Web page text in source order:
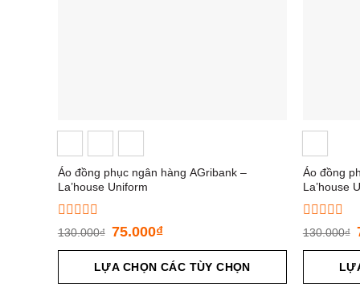
Áo đồng phục ngân hàng AGribank –
La’house Uniform
Được
hạng
5
130.000₫ 75.000₫
LỰA CHỌN CÁC TÙY CHỌN
Áo đồng
La’house
Được
hạng
5
130.000₫